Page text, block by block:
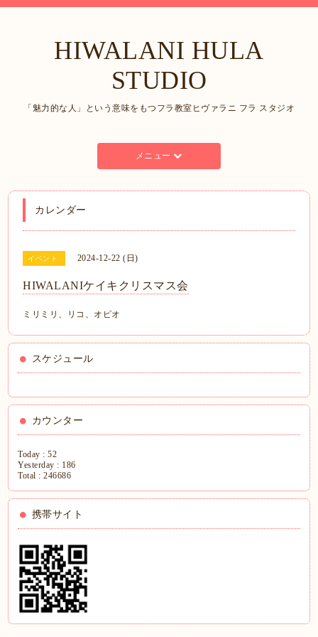
HIWALANI HULA
STUDIO
「魅力的な人」という意味をもつフラ教室ヒヴァラニ フラ スタジオ
メニュー
カレンダー
イベント 2024-12-22 (日)
HIWALANIケイキクリスマス会
ミリミリ、リコ、オピオ
スケジュール
カウンター
Today :52
Yesterday : 186
Total :246686
携帯サイト